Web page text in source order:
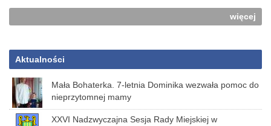
więcej
Aktualności
Mała Bohaterka. 7-letnia Dominika wezwała pomoc do
nieprzytomnej mamy
XXVI Nadzwyczajna Sesja Rady Miejskiej w